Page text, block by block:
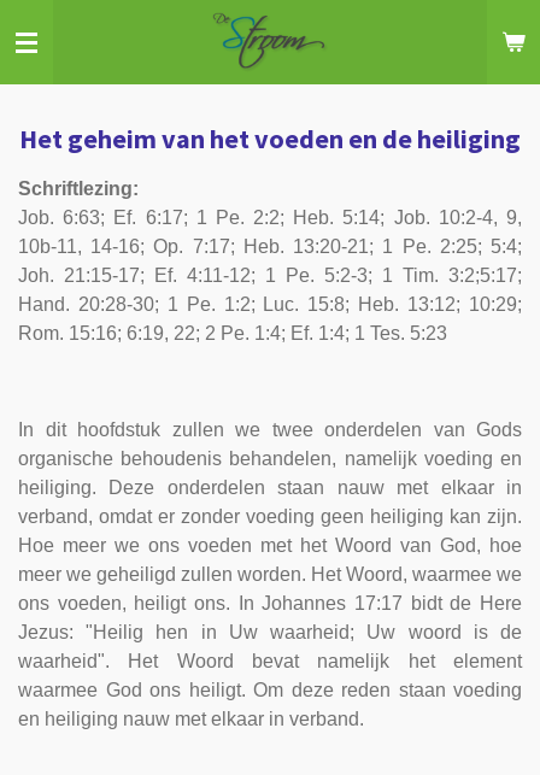
direct
naar
hoofdinhoud
Het geheim van het voeden en de heiliging
Schriftlezing:
Job. 6:63; Ef. 6:17; 1 Pe. 2:2; Heb. 5:14; Job. 10:2-4, 9,
10b-11, 14-16; Op. 7:17; Heb. 13:20-21; 1 Pe. 2:25; 5:4;
Joh. 21:15-17; Ef. 4:11-12; 1 Pe. 5:2-3; 1 Tim. 3:2;5:17;
Hand. 20:28-30; 1 Pe. 1:2; Luc. 15:8; Heb. 13:12; 10:29;
Rom. 15:16; 6:19, 22; 2 Pe. 1:4; Ef. 1:4; 1 Tes. 5:23
In dit hoofdstuk zullen we twee onderdelen van Gods
organische behoudenis behandelen, namelijk voeding en
heiliging. Deze onderdelen staan nauw met elkaar in
verband, omdat er zonder voeding geen heiliging kan zijn.
Hoe meer we ons voeden met het Woord van God, hoe
meer we geheiligd zullen worden. Het Woord, waarmee we
ons voeden, heiligt ons. In Johannes 17:17 bidt de Here
Jezus: "Heilig hen in Uw waarheid; Uw woord is de
waarheid". Het Woord bevat namelijk het element
waarmee God ons heiligt. Om deze reden staan voeding
en heiliging nauw met elkaar in verband.